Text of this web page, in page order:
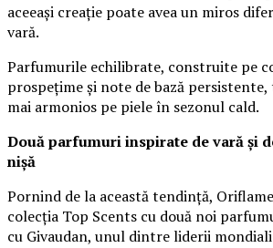
aceeași creație poate avea un miros
vară.
Parfumurile echilibrate, construite pe
prospețime și note de bază persistente,
mai armonios pe piele în sezonul cald.
Două parfumuri inspirate de vară și
nișă
Pornind de la această tendință,
colecția Top Scents cu două noi
cu Givaudan, unul dintre liderii